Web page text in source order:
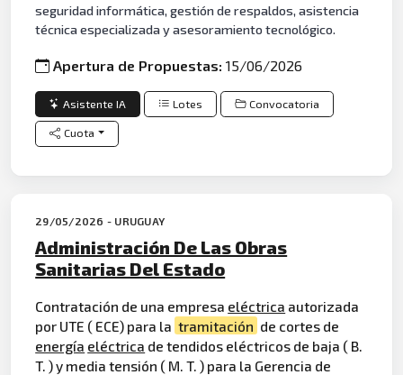
seguridad informática, gestión de respaldos, asistencia
técnica especializada y asesoramiento tecnológico.
Apertura de Propuestas:15/06/2026
Asistente IA Lotes Convocatoria
Cuota
29/05/2026 - URUGUAY
Administración De Las Obras
Sanitarias Del Estado
Contratación de una empresa eléctrica autorizada
por UTE ( ECE) para la tramitación de cortes de
energía eléctrica de tendidos eléctricos de baja ( B.
T. ) y media tensión ( M. T. ) para la Gerencia de